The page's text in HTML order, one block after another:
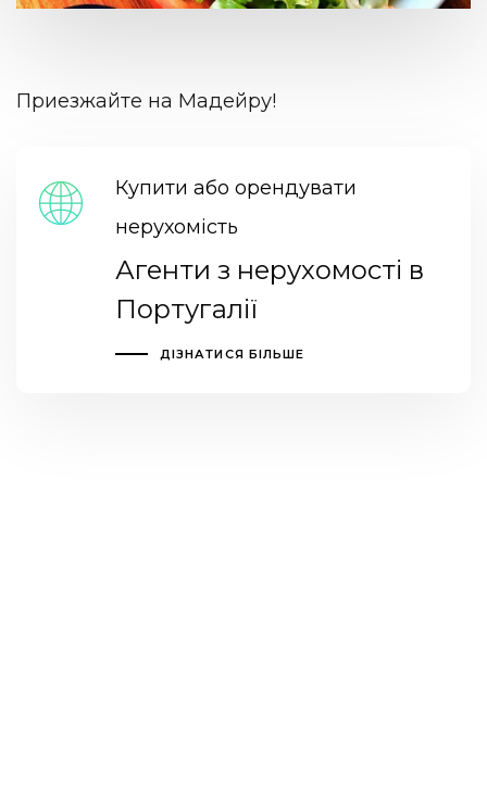
Приезжайте на Мадейру!
Купити або орендувати
нерухомість
Агенти з нерухомості в
Португалії
ДІЗНАТИСЯ БІЛЬШЕ